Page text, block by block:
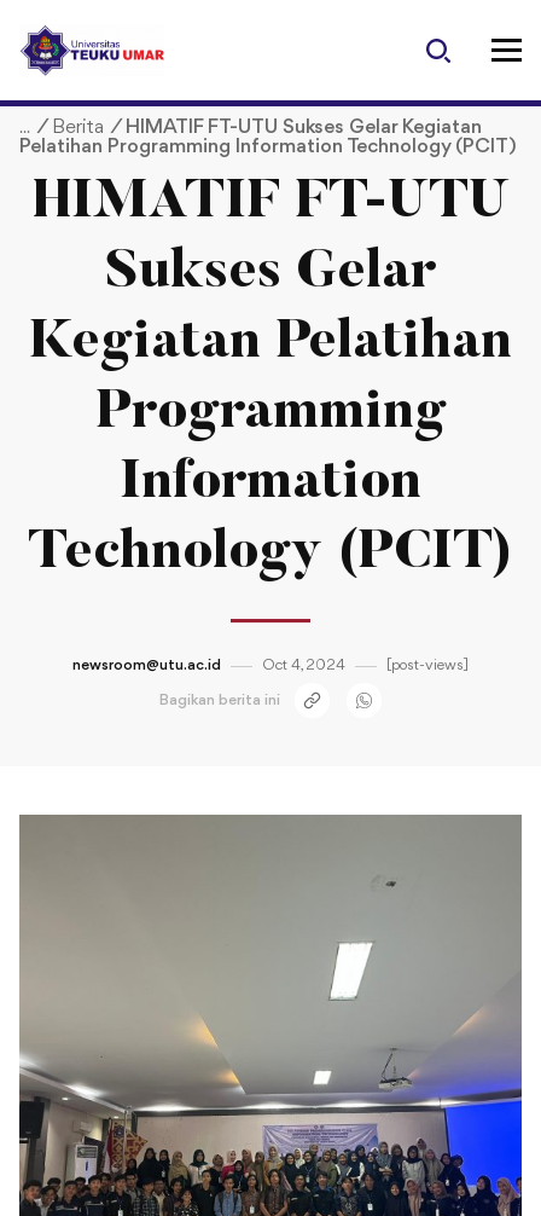
p
/ Berita / HIMATIF FT-UTU Sukses Gelar Kegiatan
Pelatihan Programming Information Technology (PCIT)
HIMATIF FT-UTU
Sukses Gelar
Kegiatan Pelatihan
Programming
Information
Technology (PCIT)
newsroom@utu.ac.id Oct 4, 2024 [post-views]
Bagikan berita ini